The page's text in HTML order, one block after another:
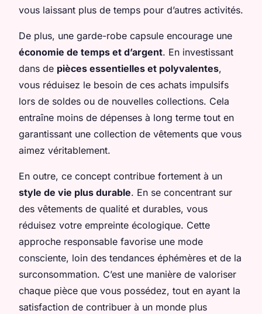
vous laissant plus de temps pour d’autres activités.
De plus, une garde-robe capsule encourage une
économie de temps et d’argent. En investissant
dans de pièces essentielles et polyvalentes,
vous réduisez le besoin de ces achats impulsifs
lors de soldes ou de nouvelles collections. Cela
entraîne moins de dépenses à long terme tout en
garantissant une collection de vêtements que vous
aimez véritablement.
En outre, ce concept contribue fortement à un
style de vie plus durable. En se concentrant sur
des vêtements de qualité et durables, vous
réduisez votre empreinte écologique. Cette
approche responsable favorise une mode
consciente, loin des tendances éphémères et de la
surconsommation. C’est une manière de valoriser
chaque pièce que vous possédez, tout en ayant la
satisfaction de contribuer à un monde plus